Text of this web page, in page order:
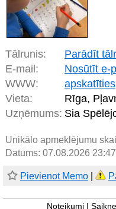
Tālrunis:
Parādīt
E-mail:
Nosūtīt e-
WWW:
apskatīties
Vieta:
Rīga,
Uzņēmums: Sia
Unikālo apmeklējumu
Datums: 07.08.2026 23:47
Pievienot Memo
Noteikumi